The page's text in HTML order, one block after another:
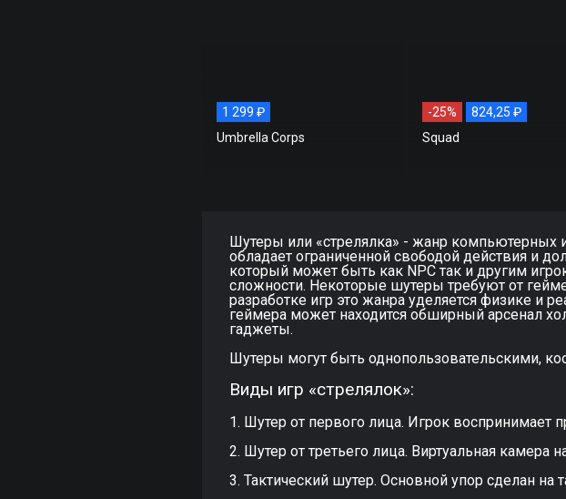
1 299 ₽
Umbrella Corps
-25%
824,25 ₽
Squad
Шутеры или «стрелялка» - жанр компьютерных
обладает ограниченной свободой действия и
который может быть как NPC так и другим
сложности. Некоторые шутеры требуют от
разработке игр это жанра уделяется физике и
геймера может находится обширный арсенал
гаджеты.
Шутеры могут быть однопользовательскими,
Виды игр «стрелялок»:
1. Шутер от первого лица. Игрок воспринимает
2. Шутер от третьего лица. Виртуальная камера
3. Тактический шутер. Основной упор сделан на